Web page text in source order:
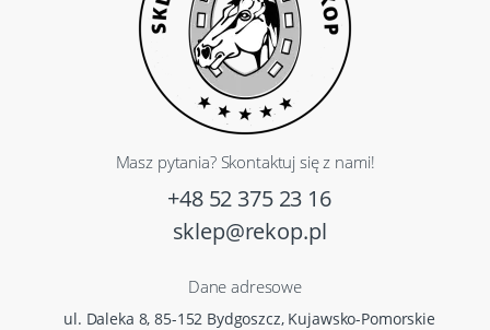
Masz pytania? Skontaktuj się z nami!
+48 52 375 23 16
sklep@rekop.pl
Dane adresowe
ul. Daleka 8, 85-152 Bydgoszcz, Kujawsko-Pomorskie